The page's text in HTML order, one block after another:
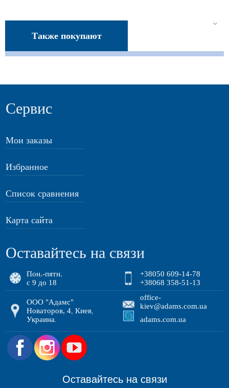
Также покупают
Сервис
Мои заказы
Избранное
Список сравнения
Карта сайта
Оставайтесь на связи
Пон.-пятн.
с 9 до 18
+38050 609-14-78
+38068 358-51-13
ООО "Адамс"
Новаторов, 4 ,Киев
Украина
office-
kiev@adams.com.ua
adams.com.ua
.
Оставайтесь на связи